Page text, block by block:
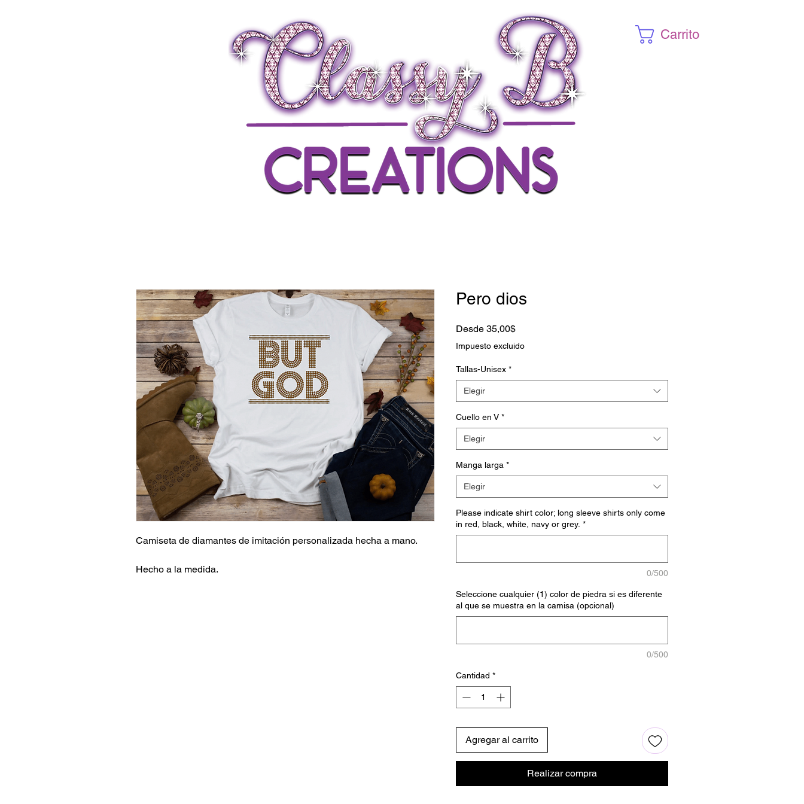
Carrito
Camiseta de diamantes de imitación personalizada hecha a mano.
Hecho a la medida.
Pero dios
Desde 35,00$Precio
de
Impuesto excluido
Tallas-Unisex *
Elegir
Cuello en V *
Elegir
Manga larga *
Elegir
Please indicate shirt color; long sleeve shirts only come
in red, black, white, navy or grey. *
0/500
Seleccione cualquier (1) color de piedra si es diferente
al que se muestra en la camisa (opcional)
0/500
Cantidad *
Agregar al carrito
Realizar compra